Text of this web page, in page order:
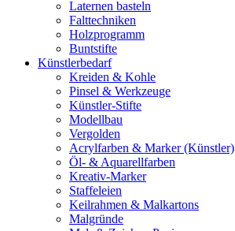
Laternen basteln
Falttechniken
Holzprogramm
Buntstifte
Künstlerbedarf
Kreiden & Kohle
Pinsel & Werkzeuge
Künstler-Stifte
Modellbau
Vergolden
Acrylfarben & Marker (Künstler)
Öl- & Aquarellfarben
Kreativ-Marker
Staffeleien
Keilrahmen & Malkartons
Malgründe